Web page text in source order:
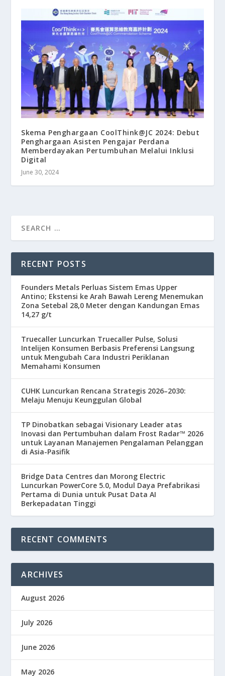
Skema Penghargaan CoolThink@JC 2024: Debut
Penghargaan Asisten Pengajar Perdana
Memberdayakan Pertumbuhan Melalui Inklusi
Digital
June 30, 2024
RECENT POSTS
Founders Metals Perluas Sistem Emas Upper
Antino; Ekstensi ke Arah Bawah Lereng Menemukan
Zona Setebal 28,0 Meter dengan Kandungan Emas
14,27 g/t
Truecaller Luncurkan Truecaller Pulse, Solusi
Intelijen Konsumen Berbasis Preferensi Langsung
untuk Mengubah Cara Industri Periklanan
Memahami Konsumen
CUHK Luncurkan Rencana Strategis 2026–2030:
Melaju Menuju Keunggulan Global
TP Dinobatkan sebagai Visionary Leader atas
Inovasi dan Pertumbuhan dalam Frost Radar™ 2026
untuk Layanan Manajemen Pengalaman Pelanggan
di Asia-Pasifik
Bridge Data Centres dan Morong Electric
Luncurkan PowerCore 5.0, Modul Daya Prefabrikasi
Pertama di Dunia untuk Pusat Data AI
Berkepadatan Tinggi
RECENT COMMENTS
ARCHIVES
August 2026
July 2026
June 2026
May 2026